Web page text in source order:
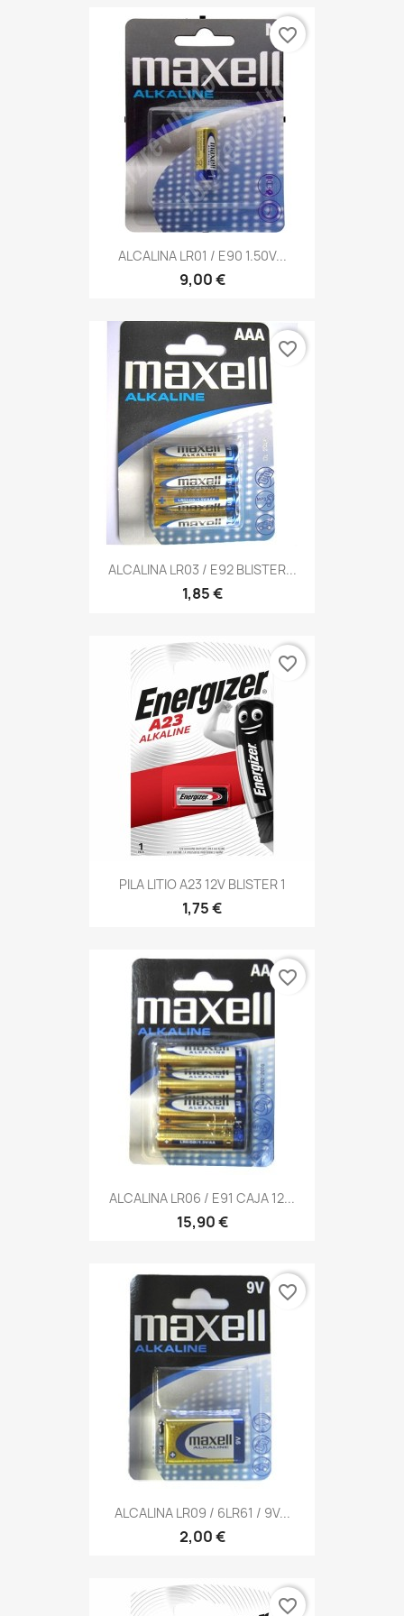
ALCALINA LR01 / E90 1.50V...
9,00 €
favorite_border
ALCALINA LR03 / E92 BLISTER...
1,85 €
favorite_border
PILA LITIO A23 12V BLISTER 1
1,75 €
favorite_border
ALCALINA LR06 / E91 CAJA 12...
15,90 €
favorite_border
ALCALINA LR09 / 6LR61 / 9V...
2,00 €
favorite_border
favorite_border